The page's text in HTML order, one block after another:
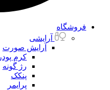
فروشگاه
آرایشی
آرایش صورت
کرم پودر
رژ گونه
پنکک
پرایمر